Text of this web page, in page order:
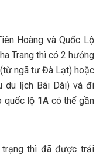
Hoàng và Quốc Lộ
Trang thì có 2 hướng
ngã tư Đà Lạt) hoặc
du lịch Bãi Dài) và đi
lộ 1A có thể gần
thì đã được trải